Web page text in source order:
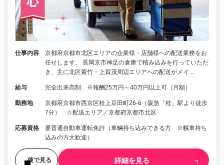
仕事内容
京都府京都市北区エリアの企業様・店舗様への配送業務をお
任せします。 長岡京市神足の倉庫で積み込みを行っていただ
き、主に北区紫竹・上賀茂周辺エリアへの配送がメイ…
給与 完全出来高制 ※報酬25万円～40万円以上可（月額）
勤務地
京都府京都市西京区桂上豆田町26-6（阪急「桂」駅より徒歩
7分） ☆配送エリア／京都府京都市北区
応募資格
要普通自動車運転免許（車輛持ち込みできる方 ※幌車持ち
込みの方大歓迎）
後で見る 詳細を見る